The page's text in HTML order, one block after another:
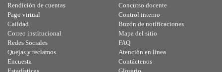
Rendición de cuentas
Pago virtual
Calidad
Concurso docente
Control interno
Buzón de notificaciones
Correo institucional
Redes Sociales
Quejas y reclamos
Encuesta
Mapa del sitio
FAQ
Atención en línea
Contáctenos